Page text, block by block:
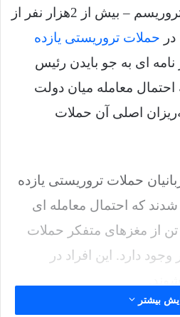
انجمن دفاع از قربانیان تروریسم – بیش از 2هزار نفر از
حملات تروریستی یازده
ای به جو بایدن رئیس
معامله میان دولت
اصلی آن حملات
حملات تروریستی یازده
که احتمال معامله ای
تن از مغزهای متفکر حملات
دارد. این افراد در
بیشتر